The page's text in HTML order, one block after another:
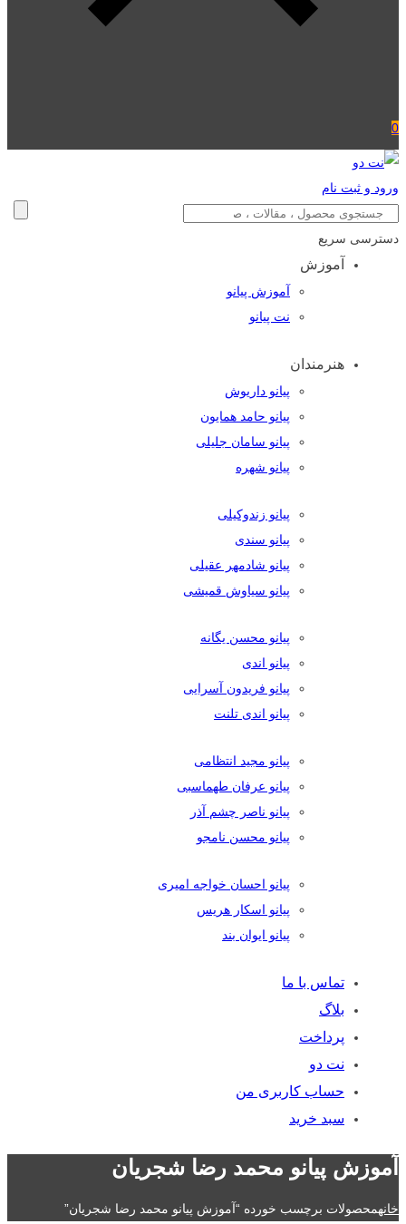
0
ورود و ثبت نام
دسترسی سریع
آموزش
آموزش پیانو
نت پیانو
هنرمندان
پیانو داریوش
پیانو حامد همایون
پیانو سامان جلیلی
پیانو شهره
پیانو زندوکیلی
پیانو سندی
پیانو شادمهر عقیلی
پیانو سیاوش قمیشی
پیانو محسن یگانه
پیانو اندی
پیانو فریدون آسرایی
پیانو اندی تلنت
پیانو مجید انتظامی
پیانو عرفان طهماسبی
پیانو ناصر چشم آذر
پیانو محسن نامجو
پیانو احسان خواجه امیری
پیانو اسکار هریس
پیانو ایوان بند
تماس با ما
بلاگ
پرداخت
نت دو
حساب کاربری من
سبد خرید
آموزش پیانو محمد رضا شجریان
خانهمحصولات برچسب خورده “آموزش پیانو محمد رضا شجریان”